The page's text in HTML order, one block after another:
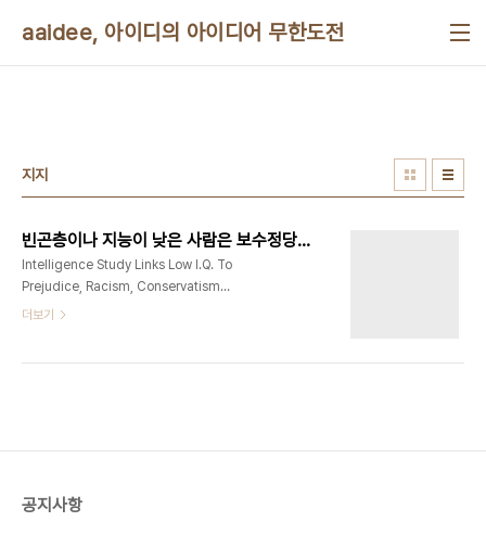
aaidee, 아이디의 아이디어 무한도전
지지
빈곤층이나 지능이 낮은 사람은 보수정당에 투표한다는 기사 모음
Intelligence Study Links Low I.Q. To
Prejudice, Racism, Conservatism
http://www.huffingtonpost.com/2012/01/27/intelligence-
더보기
공지사항